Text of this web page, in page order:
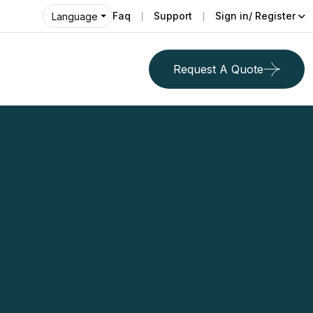
Language Faq Support Sign in/ Register
Request A Quote